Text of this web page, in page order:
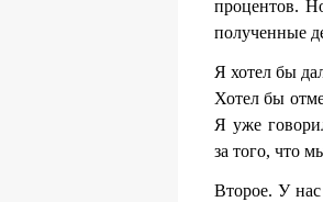
процентов.
полученные
Я хотел бы
Хотел бы
Я уже
за того, что
Второе. У